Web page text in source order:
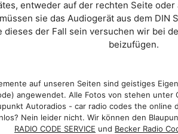
entweder auf der rechten Seite
sie das Audiogerät aus dem
der Fall sein versuchen wir bei
beizufügen.
auf unseren Seiten sind geistiges
angewendet. Alle Fotos von stehen unter
Autoradios - car radio codes the
Nein leider nicht. Wir können den
RADIO CODE SERVICE und Becker Radio